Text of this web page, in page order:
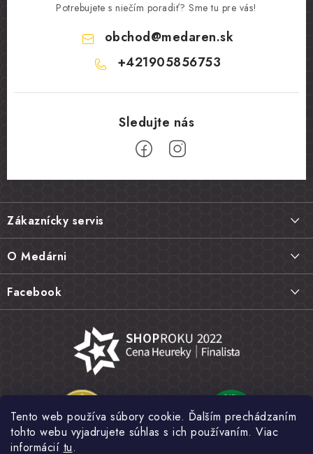
Tento web používa súbory cookie. Ďalším prechádzaním
tohto webu vyjadrujete súhlas s ich používaním. Viac
informácií tu.
Potrebujete s niečím poradiť? Sme tu pre vás!
obchod@medaren.sk
+421905856753
Z
á
p
ä
e
Zákaznícky servis
Vrátenie tovaru, výmena a reklamácie
Najčastejšie otázky FAQ
Hodnotenie obchodu
Obchodné podmienky
Ochrana osobných údajov
O Medárni
Náš príbeh
Kamenná predajňa
Fotogaléria
Novinky
Facebook